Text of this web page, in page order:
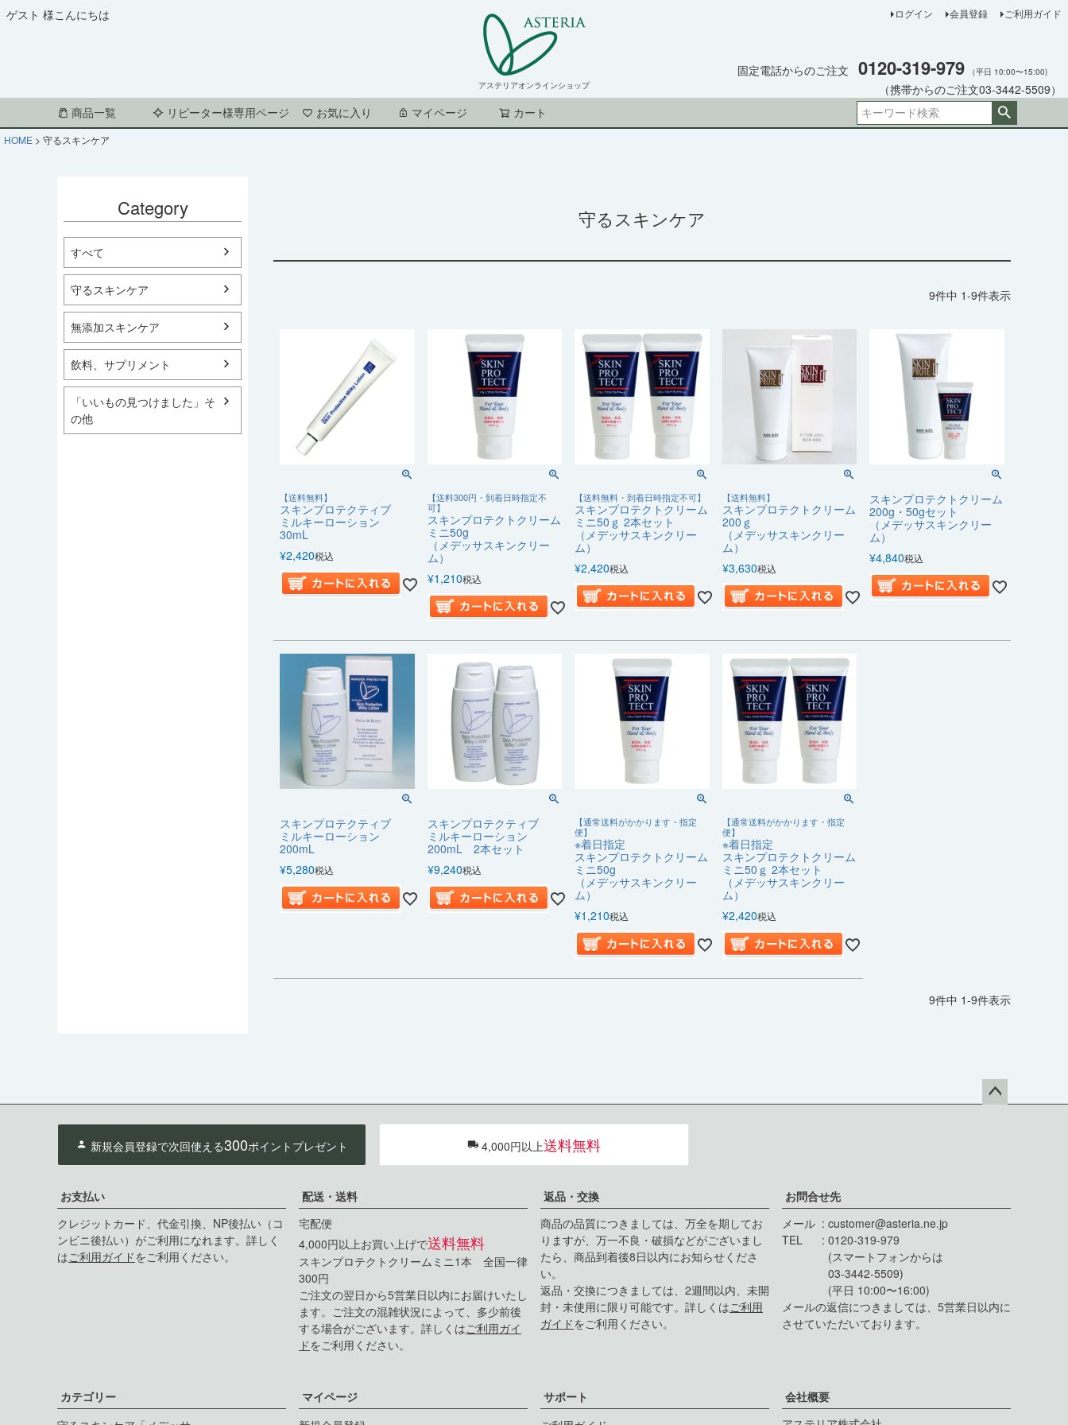
ゲスト 様こんにちは
アステリアオンラインショップ
ログイン 会員登録 ご利用ガイド
固定電話からのご注文 0120-319-979 （平日 10:00〜15:00)
（携帯からのご注文03-3442-5509）
商品一覧
リピーター様専用ページ お気に入り マイページ カート
HOME 守るスキンケア
Category
すべて
守るスキンケア
無添加スキンケア
飲料、サプリメント
「いいもの見つけました」そ
の他
守るスキンケア
9件中 1-9件表示
【送料無料】
スキンプロテクティブ
ミルキーローション
30mL
¥2,420税込
【送料300円・到着日時指定不
可】
スキンプロテクトクリーム
ミニ50g
（メデッサスキンクリー
ム）
¥1,210税込
【送料無料・到着日時指定不可】
スキンプロテクトクリーム
ミニ50ｇ 2本セット
（メデッサスキンクリー
ム）
¥2,420税込
【送料無料】
スキンプロテクトクリーム
200ｇ
（メデッサスキンクリー
ム）
¥3,630税込
スキンプロテクトクリーム
200g・50gセット
（メデッサスキンクリー
ム）
¥4,840税込
スキンプロテクティブ
ミルキーローション
200mL
¥5,280税込
スキンプロテクティブ
ミルキーローション
200mL 2本セット
¥9,240税込
【通常送料がかかります・指定
便】
※着日指定
スキンプロテクトクリーム
ミニ50g
（メデッサスキンクリー
ム）
¥1,210税込
【通常送料がかかります・指定
便】
※着日指定
スキンプロテクトクリーム
ミニ50ｇ 2本セット
（メデッサスキンクリー
ム）
¥2,420税込
9件中 1-9件表示
新規会員登録で次回使える300ポイントプレゼント 4,000円以上送料無料
お支払い
クレジットカード、代金引換、NP後払い（コ
ンビニ後払い）がご利用になれます。詳しく
はご利用ガイドをご利用ください。
配送・送料
宅配便
4,000円以上お買い上げで送料無料
スキンプロテクトクリームミニ1本 全国一律
300円
ご注文の翌日から5営業日以内にお届けいたし
ます。ご注文の混雑状況によって、多少前後
する場合がございます。詳しくはご利用ガイ
ドをご利用ください。
返品・交換
商品の品質につきましては、万全を期してお
りますが、万一不良・破損などがございまし
たら、商品到着後8日以内にお知らせくださ
い。
返品・交換につきましては、2週間以内、未開
封・未使用に限り可能です。詳しくはご利用
ガイドをご利用ください。
お問合せ先
メール
customer@asteria.ne.jp
TEL
0120-319-979
(スマートフォンからは
03-3442-5509)
(平日 10:00〜16:00)
メールの返信につきましては、5営業日以内に
させていただいております。
カテゴリー
マイページ
サポート
会社概要